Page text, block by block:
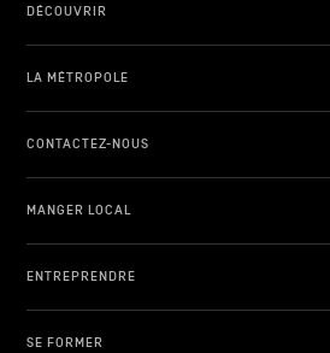
DÉCOUVRIR
LA MÉTROPOLE
CONTACTEZ-NOUS
MANGER LOCAL
ENTREPRENDRE
SE FORMER